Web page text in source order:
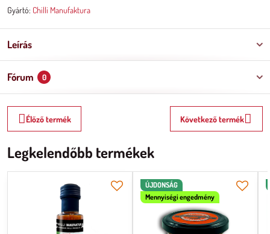
Gyártó: Chilli Manufaktura
Leírás
Fórum 0
Élőző termék Következő termék
Legkelendőbb termékek
ÚJDONSÁG
Mennyiségi engedmény